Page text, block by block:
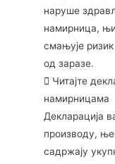
наруше
намирница,
смањује ризик
од заразе.
 Читајте
намирницама
Декларација
производу,
садржају